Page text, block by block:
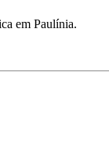
em Paulínia.